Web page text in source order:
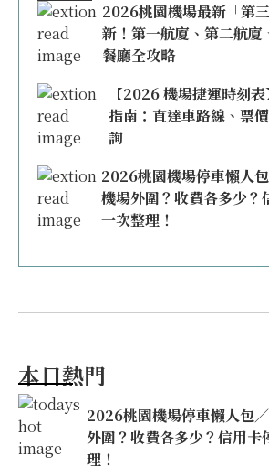
2026桃園機場最新「第
新！第一航廈、第二航廈
餐廳全攻略
【2026 機場捷運時刻
指南：直達車路線、票
詢
2026桃園機場停車懶人
機場外圍？收費各多少？
一次整理！
本日熱門
2026桃園機場停車懶人包
外圍？收費各多少？信用卡
理！